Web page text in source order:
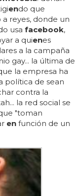
endo que
reyes, donde un
usa facebook,
a quienes
a la campaña
gay... la última de
la empresa ha
política de sean
contra la
la red social se
"toman
en función de un